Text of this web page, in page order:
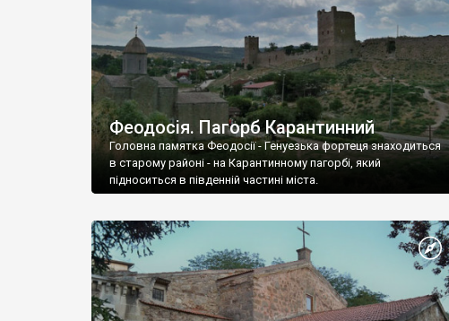
Феодосія. Пагорб Карантинний
Головна памятка Феодосії - Генуезька фортеця знаходиться
в старому районі - на Карантинному пагорбі, який
підноситься в південній частині міста.